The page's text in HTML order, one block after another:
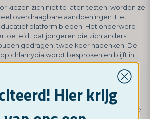
kiezen zich niet te laten testen, worden ze
overdraagbare aandoeningen. Het
platform bieden. Het onderwerp
leidt dat jongeren die zich anders
gedragen, twee keer nadenken. De
chlamydia wordt besproken en blijft in
behandeling
de test doen, kunnen profiteren van
ze geïnfecteerd zijn en daardoor zo snel
Hier krijg